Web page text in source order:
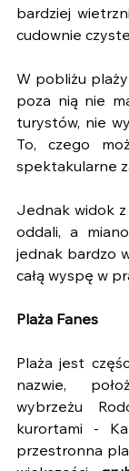
bardziej
cudownie
W pobliżu
poza nią nie
turystów, nie
To, czego
spektakularne
Jednak widok
oddali, a
jednak bardzo
całą wyspę w
Plaża Fanes
Plaża jest
nazwie,
wybrzeżu
kurortami -
przestronna